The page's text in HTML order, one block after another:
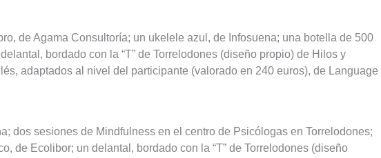
de Agama Consultoría; un ukelele azul, de Infosuena; una botella de 500
bordado con la “T” de Torrelodones (diseño propio) de Hilos y
adaptados al nivel del participante (valorado en 240 euros), de Language
dos sesiones de Mindfulness en el centro de Psicólogas en Torrelodones;
de Ecolibor; un delantal, bordado con la “T” de Torrelodones (diseño